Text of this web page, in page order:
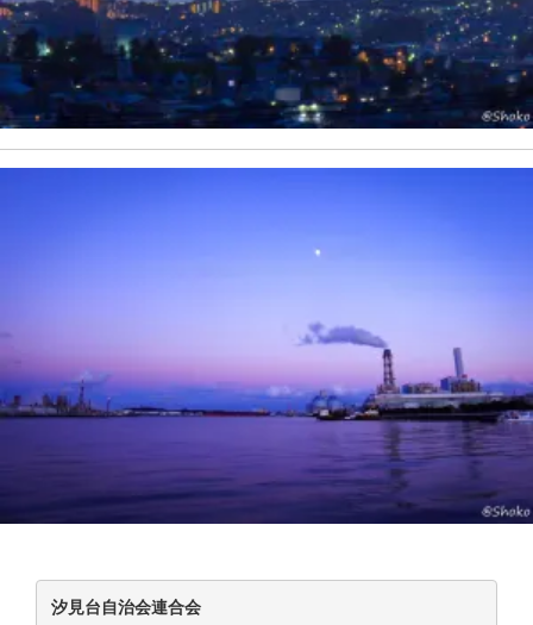
汐見台自治会連合会